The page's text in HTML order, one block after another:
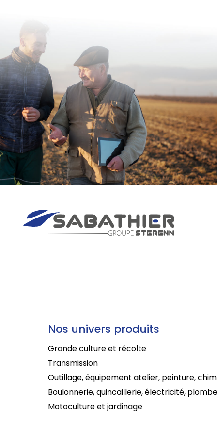
Nos univers produits
Grande culture et récolte
Transmission
Outillage, équipement atelier, peinture,
Boulonnerie, quincaillerie, électricité,
Motoculture et jardinage